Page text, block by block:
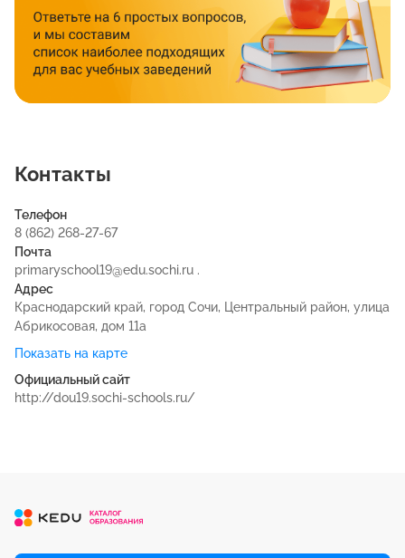
Контакты
Телефон
8 (862) 268-27-67
Почта
primaryschool19@edu.sochi.ru .
Адрес
Краснодарский край, город Сочи, Центральный район, улица
Абрикосовая, дом 11а
Показать на карте
Официальный сайт
http://dou19.sochi-schools.ru/